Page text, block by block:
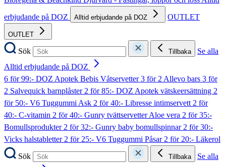
erbjudande på DOZ
Alltid erbjudande på DOZ OUTLET
OUTLET
Sök Tillbaka
Se alla
Alltid erbjudande på DOZ
6 för 99:- DOZ Apotek Bebis Våtservetter3 för 2 Allevo bars 3 för
2 Salvequick barnplåster2 för 85:- DOZ Apotek vätskeersättning 2
för 50:- V6 Tuggummi Ask 2 för 40:- Libresse intimservett2 för
40:- C-vitamin 2 för 40:- Gunry tvättservetter Aloe vera 2 för 35:-
Bomullsprodukter2 för 32:- Gunry baby bomullspinnar2 för 30:-
Vicks halstabletter2 för 25:- V6 Tuggummi Påsar2 för 20:- Läkerol
Sök
Tillbaka
Se alla